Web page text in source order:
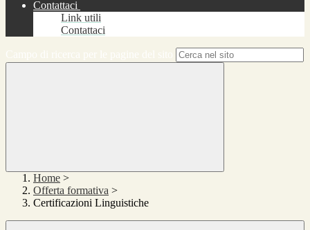
Contattaci
Link utili
Contattaci
Home >
Offerta formativa >
Certificazioni Linguistiche